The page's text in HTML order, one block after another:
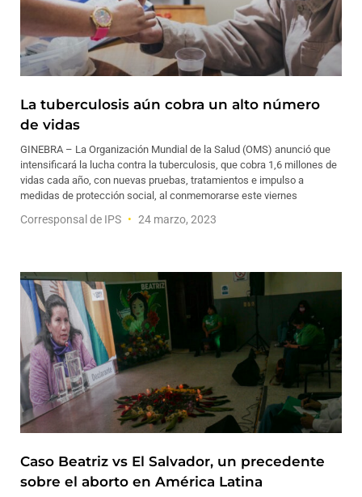
La tuberculosis aún cobra un alto número
de vidas
GINEBRA – La Organización Mundial de la Salud (OMS) anunció que
intensificará la lucha contra la tuberculosis, que cobra 1,6 millones de
vidas cada año, con nuevas pruebas, tratamientos e impulso a
medidas de protección social, al conmemorarse este viernes
Corresponsal de IPS 24 marzo, 2023
Caso Beatriz vs El Salvador, un precedente
sobre el aborto en América Latina